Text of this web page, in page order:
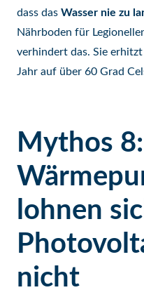
dass das Wasser nie zu
Nährboden für
verhindert das. Sie
Jahr auf über 60 Grad
Mythos 8:
lohnen
nicht